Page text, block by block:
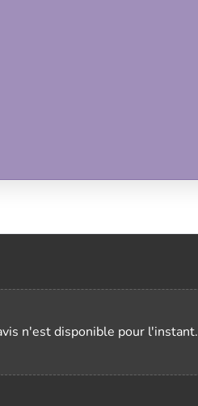
n'est disponible pour l'instant.